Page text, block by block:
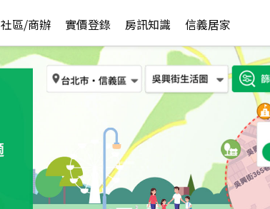
社區/商辦 實價登錄 房訊知識 信義居家